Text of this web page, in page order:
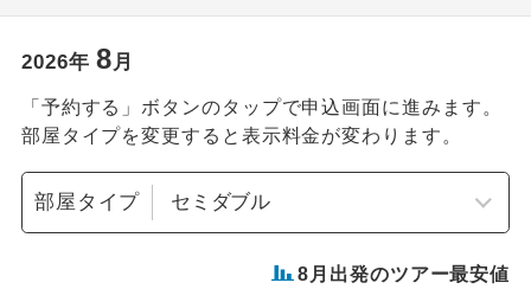
2026年 8月
「予約する」ボタンのタップで申込画面に進みます。
部屋タイプを変更すると表示料金が変わります。
部屋タイプ
8 月出発のツアー最安値